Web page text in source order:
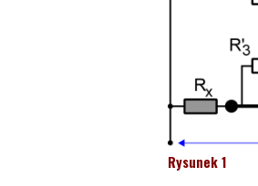
Rysunek 1